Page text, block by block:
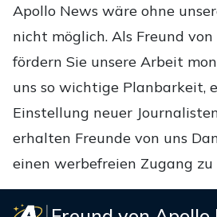
Apollo News wäre ohne
nicht möglich. Als Freund
fördern Sie unsere Arbeit
uns so wichtige Planbarkeit,
Einstellung neuer
erhalten Freunde von uns
einen werbefreien Zugang zu